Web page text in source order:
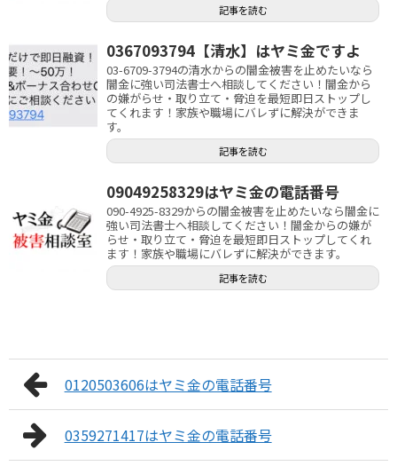
記事を読む
0367093794【清水】はヤミ金ですよ
03-6709-3794の清水からの闇金被害を止めたいなら
闇金に強い司法書士へ相談してください！闇金から
の嫌がらせ・取り立て・脅迫を最短即日ストップし
てくれます！家族や職場にバレずに解決ができま
す。
記事を読む
09049258329はヤミ金の電話番号
090-4925-8329からの闇金被害を止めたいなら闇金に
強い司法書士へ相談してください！闇金からの嫌が
らせ・取り立て・脅迫を最短即日ストップしてくれ
ます！家族や職場にバレずに解決ができます。
記事を読む
0120503606はヤミ金の電話番号
0359271417はヤミ金の電話番号